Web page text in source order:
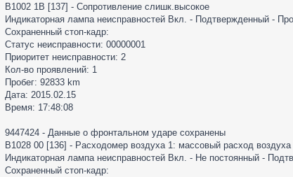
B1002 1B [137] - Сопротивление слишк.высокое
Индикаторная лампа неисправностей Вкл. - Подтвержденный -
Сохраненный стоп-кадр:
Статус неисправности: 00000001
Приоритет неисправности: 2
Кол-во проявлений: 1
Пробег: 92833 km
Дата: 2015.02.15
Время: 17:48:08
9447424 - Данные о фронтальном ударе сохранены
B1028 00 [136] - Расходомер воздуха 1: массовый расход
Индикаторная лампа неисправностей Вкл. - Не постоянный -
Сохраненный стоп-кадр: